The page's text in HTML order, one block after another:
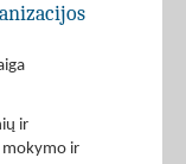
ir
ir